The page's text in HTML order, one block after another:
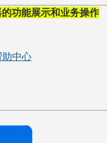
功能展示和业务操作
中心